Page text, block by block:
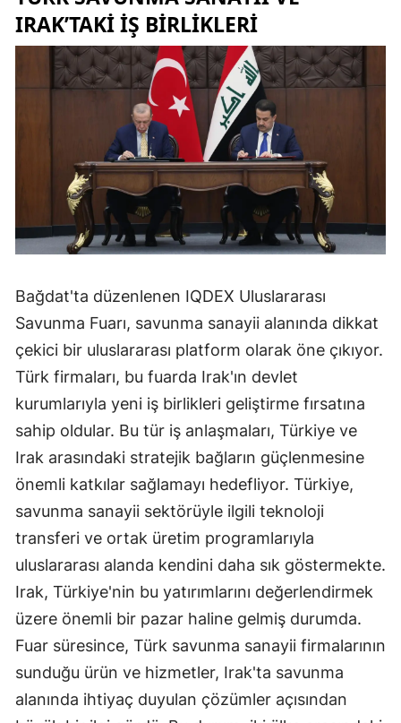
IRAK’TAKI İŞ BIRLIKLERI
Bağdat'ta düzenlenen IQDEX Uluslararası
Savunma Fuarı, savunma sanayii alanında dikkat
çekici bir uluslararası platform olarak öne çıkıyor.
Türk firmaları, bu fuarda Irak'ın devlet
kurumlarıyla yeni iş birlikleri geliştirme fırsatına
sahip oldular. Bu tür iş anlaşmaları, Türkiye ve
Irak arasındaki stratejik bağların güçlenmesine
önemli katkılar sağlamayı hedefliyor. Türkiye,
savunma sanayii sektörüyle ilgili teknoloji
transferi ve ortak üretim programlarıyla
uluslararası alanda kendini daha sık göstermekte.
Irak, Türkiye'nin bu yatırımlarını değerlendirmek
üzere önemli bir pazar haline gelmiş durumda.
Fuar süresince, Türk savunma sanayii firmalarının
sunduğu ürün ve hizmetler, Irak'ta savunma
alanında ihtiyaç duyulan çözümler açısından